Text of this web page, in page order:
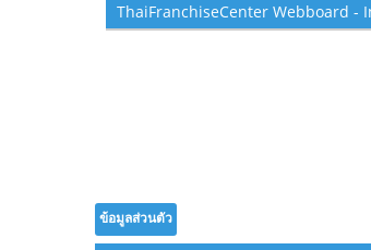
ThaiFranchiseCenter Webboard -
ข้อมูลส่วนตัว